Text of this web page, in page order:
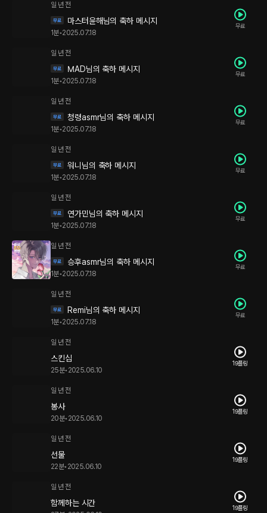
일 년 전
마스터윤해님의 축하 메시지
1분•2025.07.18
무료
일 년 전
MAD님의 축하 메시지
1분•2025.07.18
무료
일 년 전
청령asmr님의 축하 메시지
1분•2025.07.18
무료
일 년 전
워니님의 축하 메시지
1분•2025.07.18
무료
일 년 전
연가민님의 축하 메시지
1분•2025.07.18
무료
일 년 전
승후asmr님의 축하 메시지
1분•2025.07.18
무료
일 년 전
Remi님의 축하 메시지
1분•2025.07.18
무료
일 년 전
스킨십
25분• 2025.06.10
19플링
일 년 전
봉사
20분• 2025.06.10
19플링
일 년 전
선물
22분• 2025.06.10
19플링
일 년 전
함께하는 시간 19플링